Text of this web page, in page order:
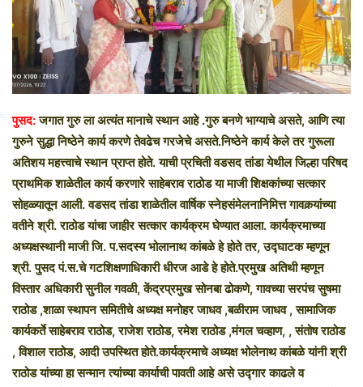
i
l
पुसद:जगात गुरु ला अत्यंत मानाचे स्थान आहे .गुरु बनणे भाग्याचे असते, आणि त्या
गुरुने सुद्धा निष्ठेने कार्य करणे तेवढेच गरजेचे असते.निष्ठेने कार्य केले तर गुरूला
अतिशय महत्त्वाचे स्थान प्राप्त होते. याची प्रचिती वडसद तांडा येथील जिल्हा परिषद
प्राथमिक शाळेतील कार्य करणारे साहेबराव राठोड या माजी शिक्षकांच्या सत्कार
सोहळ्यातून आली. वडसद तांडा शाळेतील वार्षिक स्नेहसंमेलनानिमित्त गावकर्‍यांच्या
वतीने श्री. राठोड यांचा जाहीर सत्कार कार्यक्रम घेण्यात आला. कार्यक्रमाच्या
अध्यक्षस्थानी माजी जि. प.सदस्य भोलानाथ कांबळे हे होते तर, उद्घाटक म्हणून
श्री. पुसद पं.स.चे गटशिक्षणाधिकारी धीरज आडे हे होते.प्रमुख अतिथी म्हणून
विस्तार अधिकारी सुनील गवळी, केंद्रप्रमुख सोनबा ढोकणे, गावच्या सरपंच सुषमा
राठोड ,शाळा स्थापन समितीचे अध्यक्ष मनोहर जाधव ,बळीराम जाधव , सामाजिक
कार्यकर्ते साहेबराव राठोड, राजेश राठोड, रमेश राठोड ,मंगल चव्हाण, , संतोष राठोड
, विशाल राठोड, आदी उपस्थित होते.कार्यक्रमाचे अध्यक्ष भोलेनाथ कांबळे यांनी श्री
राठोड यांच्या हा सन्मान त्यांच्या कार्याची पावती आहे असे उद्गार काढले व